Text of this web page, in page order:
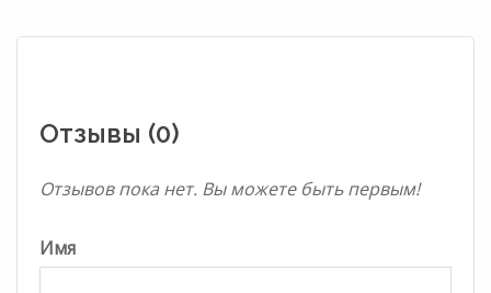
Отзывы (0)
Отзывов пока нет. Вы можете быть первым!
Имя